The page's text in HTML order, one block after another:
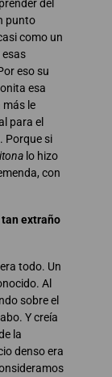
del
punto
como un
eso su
esa
más le
para el
Porque si
lo hizo
con
extraño
todo. Un
Al
sobre el
Y creía
la
denso era